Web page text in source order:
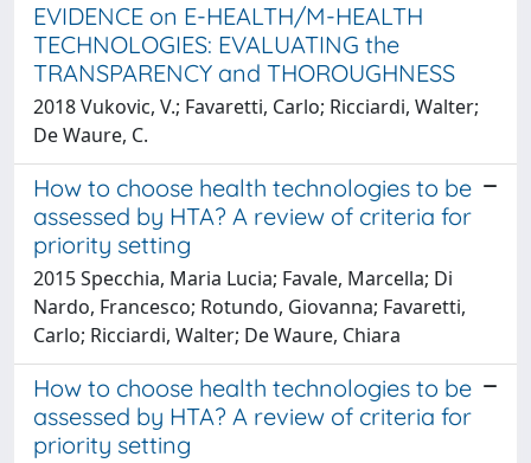
EVIDENCE on E-HEALTH/M-HEALTH
TECHNOLOGIES: EVALUATING the
TRANSPARENCY and THOROUGHNESS
2018 Vukovic, V.; Favaretti, Carlo; Ricciardi, Walter;
De Waure, C.
How to choose health technologies to be
assessed by HTA? A review of criteria for
priority setting
2015 Specchia, Maria Lucia; Favale, Marcella; Di
Nardo, Francesco; Rotundo, Giovanna; Favaretti,
Carlo; Ricciardi, Walter; De Waure, Chiara
How to choose health technologies to be
assessed by HTA? A review of criteria for
priority setting